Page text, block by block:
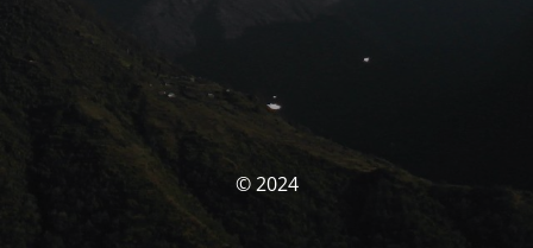
© 2024